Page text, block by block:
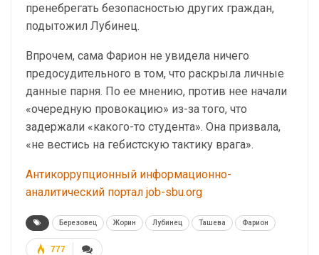
пренебрегать безопасностью других граждан,
подытожил Лубинец.
Впрочем, сама Фарион не увидела ничего
предосудительного в том, что раскрыла личные
данные парня. По ее мнению, против нее начали
«очередную провокацию» из-за того, что
задержали «какого-то студента». Она призвала,
«не вестись на гебистскую тактику врага».
Антикоррупционный информационно-
аналитический портал job-sbu.org
Березовец Жорин Лубинец Ташева Фарион
777